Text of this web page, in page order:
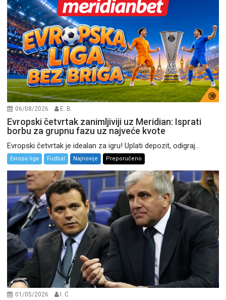
06/08/2026 E. B.
Evropski četvrtak zanimljiviji uz Meridian: Isprati
borbu za grupnu fazu uz najveće kvote
Evropski četvrtak je idealan za igru! Uplati depozit, odigraj...
Evropa liga Fudbal Najnovije Preporučeno
01/05/2026 I. Ć.